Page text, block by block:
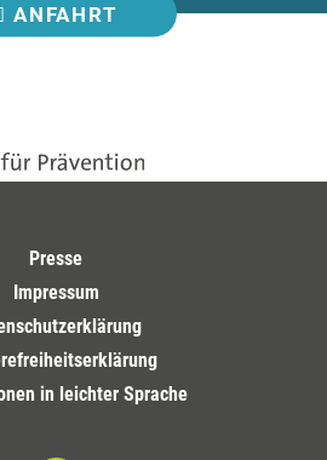
ANFAHRT
Presse
Impressum
in leichter Sprache